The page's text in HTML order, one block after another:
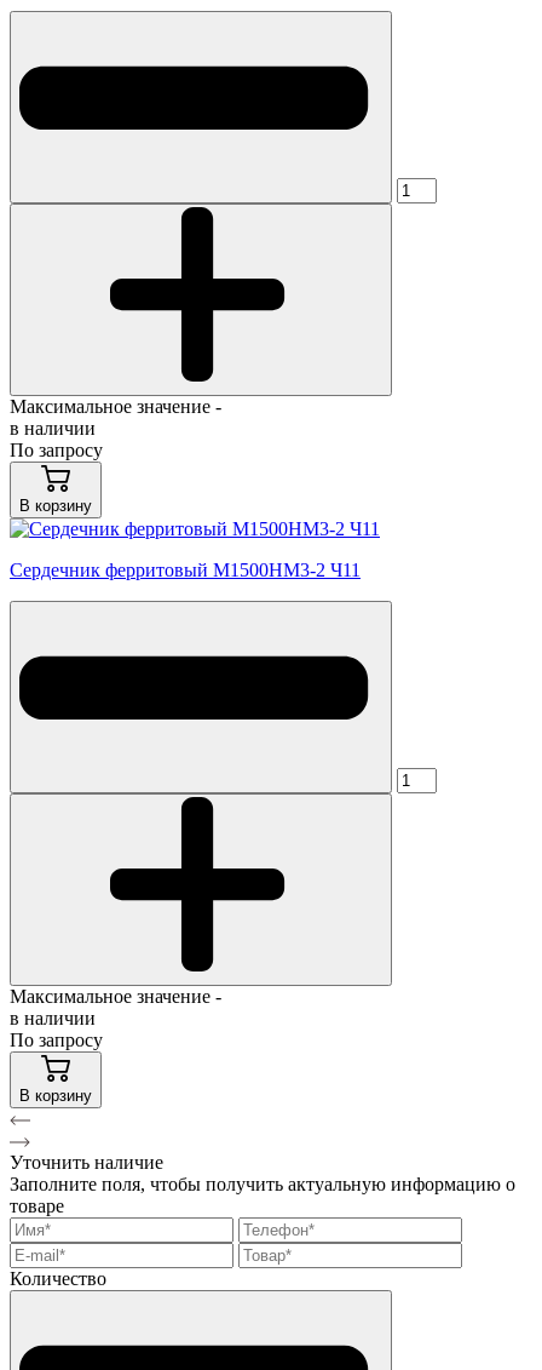
Максимальное значение -
в наличии
По запросу
В корзину
Сердечник ферритовый М1500НМ3-2 Ч11
Максимальное значение -
в наличии
По запросу
В корзину
Уточнить наличие
Заполните поля, чтобы получить актуальную информацию о
товаре
Количество